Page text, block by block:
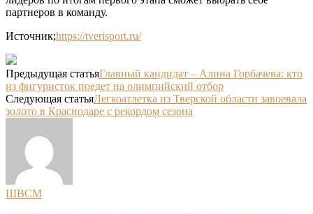
партнеров в команду.
Источник;https://tverisport.ru/
Предыдущая статьяГлавный кандидат – Алина Горбачева: кто
из фигуристок поедет на олимпийский отбор
Следующая статьяЛегкоатлетка из Тверской области завоевала
золото в Краснодаре с рекордом сезона
ШВСМ